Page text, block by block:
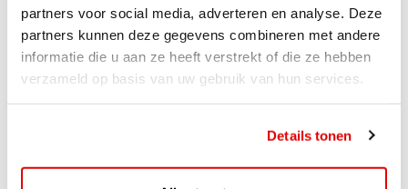
partners voor social media, adverteren en analyse. Deze
partners kunnen deze gegevens combineren met andere
informatie die u aan ze heeft verstrekt of die ze hebben
verzameld op basis van uw gebruik van hun services.
Details tonen